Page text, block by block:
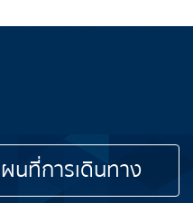
นที่การเดินทาง